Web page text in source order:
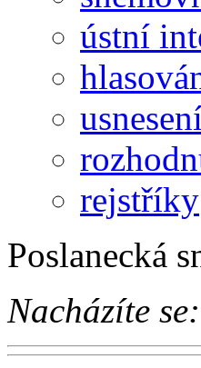
ústní
rejstříky
Poslanecká
Nacházíte se: